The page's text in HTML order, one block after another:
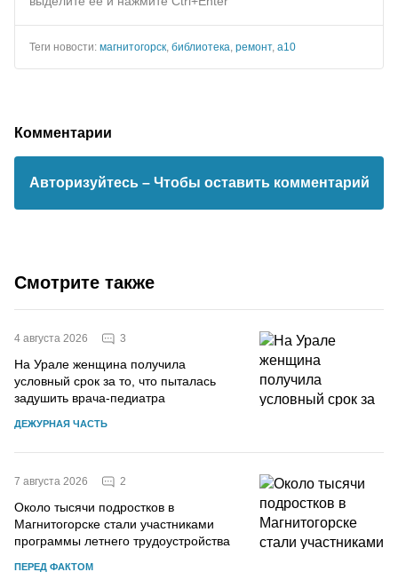
Теги новости: магнитогорск, библиотека, ремонт, а10
Комментарии
Авторизуйтесь – Чтобы оставить комментарий
Смотрите также
4 августа 2026 3
На Урале женщина получила
условный срок за то, что пыталась
задушить врача-педиатра
ДЕЖУРНАЯ ЧАСТЬ
7 августа 2026 2
Около тысячи подростков в
Магнитогорске стали участниками
программы летнего трудоустройства
ПЕРЕД ФАКТОМ